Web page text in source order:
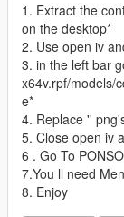
1. Extract the
on the desktop*
2. Use open iv
3. in the left bar
x64v.rpf/models/
e*
4. Replace ''
5. Close open iv
6 . Go To
7.You ll need
8. Enjoy